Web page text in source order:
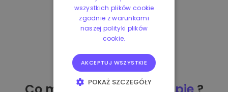
wszystkich plików cookie
zgodnie z warunkami
naszej polityki plików
cookie.
AKCEPTUJ WSZYSTKIE
POKAŻ SZCZEGÓŁY